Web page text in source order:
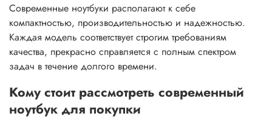
Современные ноутбуки располагают к себе
компактностью, производительностью и надежностью.
Каждая модель соответствует строгим требованиям
качества, прекрасно справляется с полным спектром
задач в течение долгого времени.
Кому стоит рассмотреть современный
ноутбук для покупки